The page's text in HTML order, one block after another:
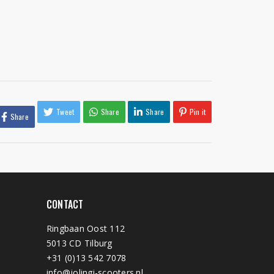
Share Tweet Share Share Pin it
CONTACT
Ringbaan Oost 112
5013 CD Tilburg
+31 (0)13 542 7078